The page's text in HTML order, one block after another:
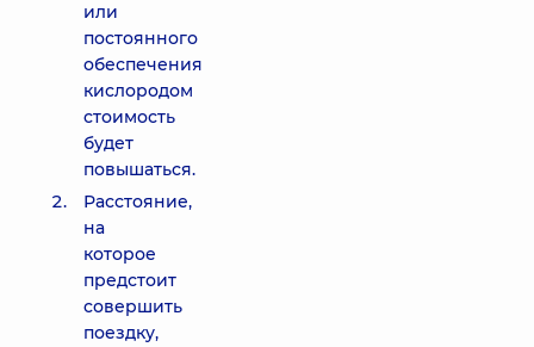
или
постоянного
обеспечения
кислородом
стоимость
будет
повышаться.
Расстояние,
на
которое
предстоит
совершить
поездку,